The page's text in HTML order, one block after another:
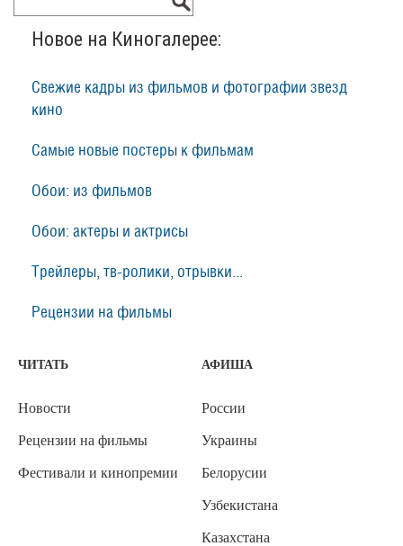
Новое на Киногалерее:
Свежие кадры из фильмов и фотографии звезд
кино
Самые новые постеры к фильмам
Обои: из фильмов
Обои: актеры и актрисы
Трейлеры, тв-ролики, отрывки...
Рецензии на фильмы
ЧИТАТЬ
Новости
Рецензии на фильмы
Фестивали и кинопремии
АФИША
России
Украины
Белорусии
Узбекистана
Казахстана